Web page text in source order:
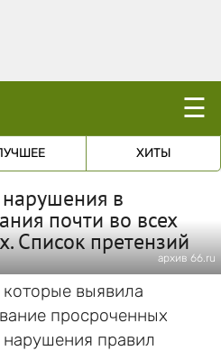
☰
ХИТЫ
в
почти во всех
Список претензий
архив 66.ru
выявила
просроченных
правил